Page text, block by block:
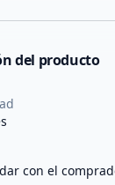
del producto
con el